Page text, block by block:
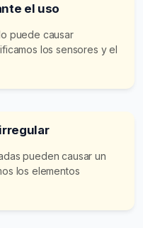
el uso
puede causar
los sensores y el
pueden causar un
los elementos